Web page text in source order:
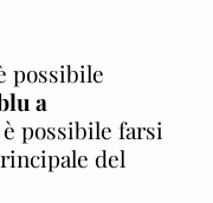
possibile
a
possibile farsi
del